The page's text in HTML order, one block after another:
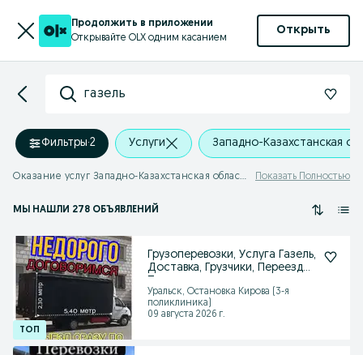
Продолжить в приложении
Открывайте OLX одним касанием
Открыть
газель
Фильтры·2 Услуги Западно-Казахстанская
Оказание услуг Западно-Казахстанская область - газель Показать Полностью
МЫ НАШЛИ 278 ОБЪЯВЛЕНИЙ
Грузоперевозки, Услуга Газель,
Доставка, Грузчики, Переезды,
Уральск, Остановка Кирова (3-я
поликлиника)
09 августа 2026 г.